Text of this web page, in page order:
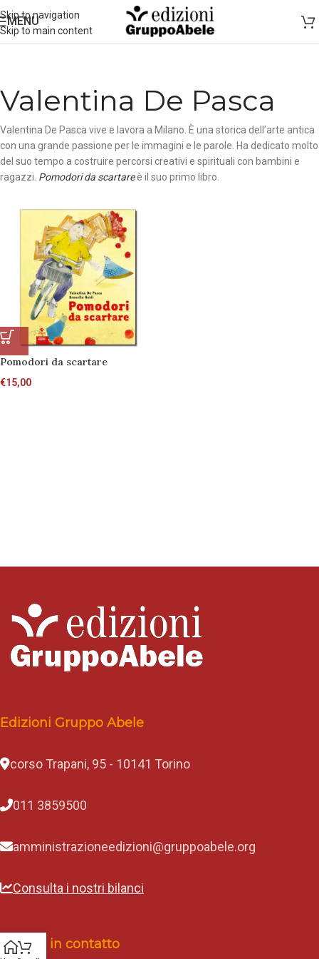
Skip to navigation
Skip to main content
MENU
Valentina De Pasca
Valentina De Pasca vive e lavora a Milano. È una storica dell’arte antica
con una grande passione per le immagini e le parole. Ha dedicato molto
del suo tempo a costruire percorsi creativi e spirituali con bambini e
ragazzi. Pomodori da scartareè il suo primo libro.
Pomodori da scartare
€15,00
Edizioni Gruppo Abele
corso Trapani, 95 - 10141 Torino
011 3859500
amministrazioneedizioni@gruppoabele.org
Consulta i nostri bilanci
Rimani in contatto